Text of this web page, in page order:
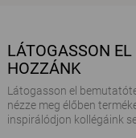
LÁTOGASSON EL
HOZZÁNK
Látogasson el
nézze meg élőben
inspirálódjon kollégáink